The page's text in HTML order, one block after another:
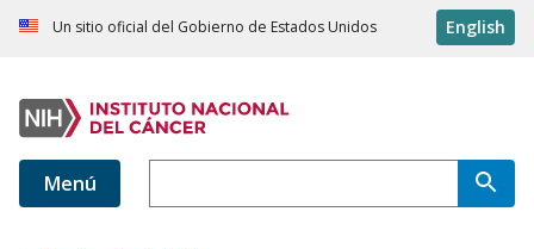
Un sitio oficial del Gobierno de Estados Unidos English
Menú